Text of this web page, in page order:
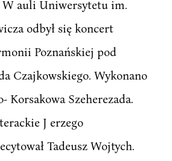
W auli Uniwersytetu im.
odbył się koncert
Poznańskiej pod
Czajkowskiego. Wykonano
Korsakowa Szeherezada.
J erzego
Tadeusz Wojtych.